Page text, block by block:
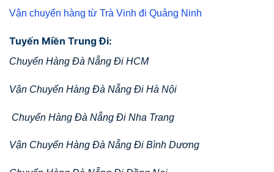
Vận chuyển hàng từ Trà Vinh đi Quảng Ninh
Tuyến Miền Trung Đi:
Chuyển Hàng Đà Nẵng Đi HCM
Vận Chuyển Hàng Đà Nẵng Đi Hà Nội
Chuyển Hàng Đà Nẵng Đi Nha Trang
Vận Chuyển Hàng Đà Nẵng Đi Bình Dương